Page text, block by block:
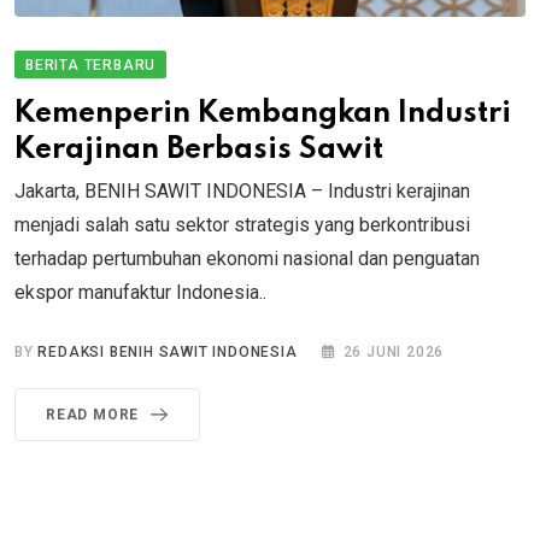
BERITA TERBARU
Kemenperin Kembangkan Industri
Kerajinan Berbasis Sawit
Jakarta, BENIH SAWIT INDONESIA – Industri kerajinan
menjadi salah satu sektor strategis yang berkontribusi
terhadap pertumbuhan ekonomi nasional dan penguatan
ekspor manufaktur Indonesia..
BY REDAKSI BENIH SAWIT INDONESIA 26 JUNI 2026
READ MORE